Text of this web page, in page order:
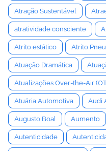
Atração Sustentável
atratividade consciente
Atrito estático Atrito
Atuação Dramática
Atualizações Over-the-Air
Atuária Automotiva Audi
Augusto Boal Aumento
Autenticidade